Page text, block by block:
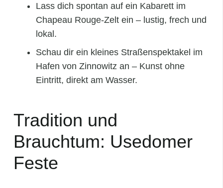
Lass dich spontan auf ein Kabarett im
Chapeau Rouge‑Zelt ein – lustig, frech und
lokal.
Schau dir ein kleines Straßenspektakel im
Hafen von Zinnowitz an – Kunst ohne
Eintritt, direkt am Wasser.
Tradition und
Brauchtum: Usedomer
Feste